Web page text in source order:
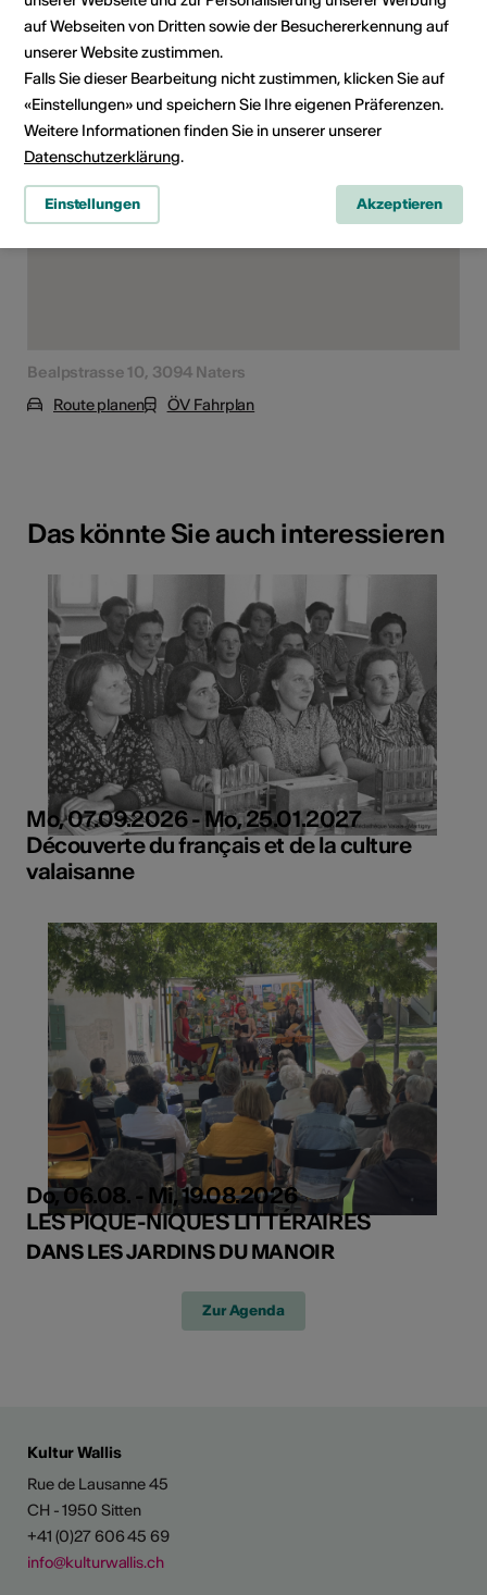
Veranstaltungsort
Bealpstrasse 10, 3094 Naters
Route planen
ÖV Fahrplan
Das könnte Sie auch interessieren
Mo, 07.09.2026 - Mo, 25.01.2027
Découverte du français et de la culture
valaisanne
Do, 06.08. - Mi, 19.08.2026
LES PIQUE-NIQUES LITTÉRAIRES
DANS LES JARDINS DU MANOIR
Zur Agenda
Kultur Wallis
Rue de Lausanne 45
CH - 1950 Sitten
+41 (0)27 606 45 69
info@kulturwallis.ch
auf Webseiten von Dritten sowie der Besuchererkennung auf
unserer Website zustimmen.
Falls Sie dieser Bearbeitung nicht zustimmen, klicken Sie auf
«Einstellungen» und speichern Sie Ihre eigenen Präferenzen.
Weitere Informationen finden Sie in unserer unserer
Datenschutzerklärung.
Einstellungen Akzeptieren